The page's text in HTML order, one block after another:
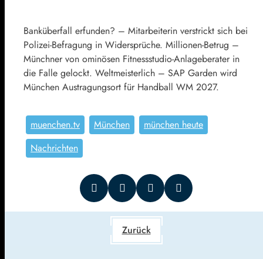
Banküberfall erfunden? – Mitarbeiterin verstrickt sich bei
Polizei-Befragung in Widersprüche. Millionen-Betrug –
Münchner von ominösen Fitnessstudio-Anlageberater in
die Falle gelockt. Weltmeisterlich – SAP Garden wird
München Austragungsort für Handball WM 2027.
muenchen.tv München
münchen heute
Nachrichten
Zurück